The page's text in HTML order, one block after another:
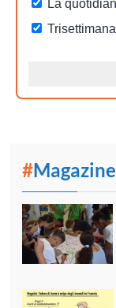
#Magazine